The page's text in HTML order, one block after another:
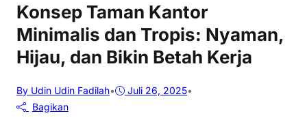
Konsep Taman Kantor
Minimalis dan Tropis: Nyaman,
Hijau, dan Bikin Betah Kerja
By Udin Udin Fadilah• Juli 26, 2025•
Bagikan